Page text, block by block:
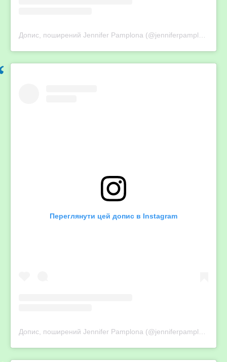
Переглянути цей допис в Instagram